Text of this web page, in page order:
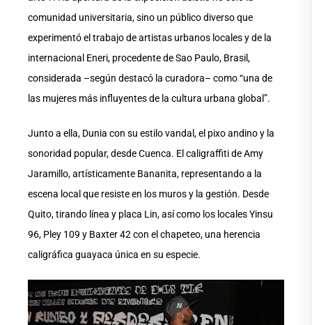
comunidad universitaria, sino un público diverso que
experimentó el trabajo de artistas urbanos locales y de la
internacional Eneri, procedente de Sao Paulo, Brasil,
considerada –según destacó la curadora– como “una de
las mujeres más influyentes de la cultura urbana global”.
Junto a ella, Dunia con su estilo vandal, el pixo andino y la
sonoridad popular, desde Cuenca. El caligraffiti de Amy
Jaramillo, artísticamente Bananita, representando a la
escena local que resiste en los muros y la gestión. Desde
Quito, tirando línea y placa Lin, así como los locales Yinsu
96, Pley 109 y Baxter 42 con el chapeteo, una herencia
caligráfica guayaca única en su especie.